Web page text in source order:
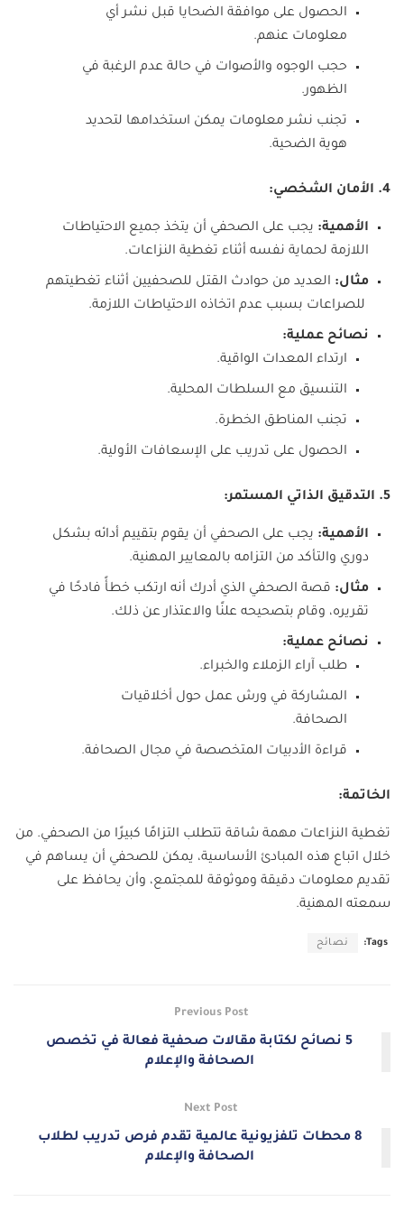
الحصول على موافقة الضحايا قبل نشر أي
معلومات عنهم.
حجب الوجوه والأصوات في حالة عدم الرغبة في
الظهور.
تجنب نشر معلومات يمكن استخدامها لتحديد
هوية الضحية.
4. الأمان الشخصي:
الأهمية: يجب على الصحفي أن يتخذ جميع الاحتياطات
اللازمة لحماية نفسه أثناء تغطية النزاعات.
مثال: العديد من حوادث القتل للصحفيين أثناء تغطيتهم
للصراعات بسبب عدم اتخاذه الاحتياطات اللازمة.
نصائح عملية:
ارتداء المعدات الواقية.
التنسيق مع السلطات المحلية.
تجنب المناطق الخطرة.
الحصول على تدريب على الإسعافات الأولية.
5. التدقيق الذاتي المستمر:
الأهمية: يجب على الصحفي أن يقوم بتقييم أدائه بشكل
دوري والتأكد من التزامه بالمعايير المهنية.
مثال: قصة الصحفي الذي أدرك أنه ارتكب خطأً فادحًا في
تقريره، وقام بتصحيحه علنًا والاعتذار عن ذلك.
نصائح عملية:
طلب آراء الزملاء والخبراء.
المشاركة في ورش عمل حول أخلاقيات
الصحافة.
قراءة الأدبيات المتخصصة في مجال الصحافة.
الخاتمة:
تغطية النزاعات مهمة شاقة تتطلب التزامًا كبيرًا من الصحفي. من
خلال اتباع هذه المبادئ الأساسية، يمكن للصحفي أن يساهم في
تقديم معلومات دقيقة وموثوقة للمجتمع، وأن يحافظ على
سمعته المهنية.
Tags: نصائح
Previous Post
5 نصائح لكتابة مقالات صحفية فعالة في تخصص
الصحافة والإعلام
Next Post
8 محطات تلفزيونية عالمية تقدم فرص تدريب لطلاب
الصحافة والإعلام